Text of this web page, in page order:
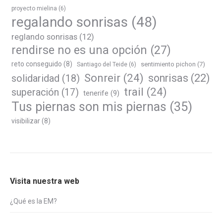
proyecto mielina (6)
regalando sonrisas (48)
reglando sonrisas (12)
rendirse no es una opción (27)
reto conseguido (8) Santiago del Teide (6) sentimiento pichon (7)
solidaridad (18) Sonreir (24) sonrisas (22)
superación (17) tenerife (9) trail (24)
Tus piernas son mis piernas (35)
visibilizar(8)
Visita nuestra web
¿Qué es la EM?